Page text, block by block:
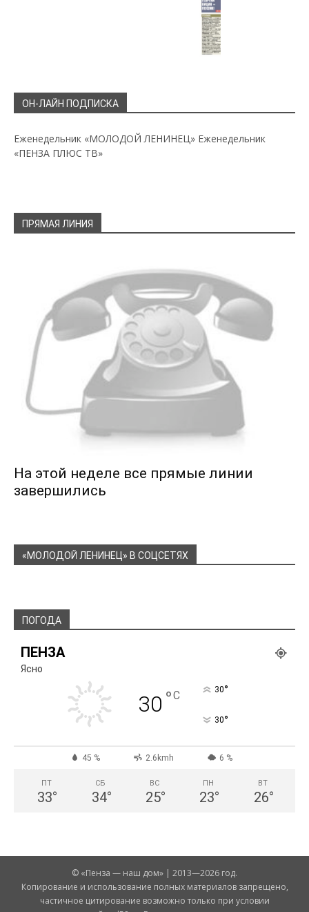
ОН-ЛАЙН ПОДПИСКА
Еженедельник «МОЛОДОЙ ЛЕНИНЕЦ» Еженедельник
«ПЕНЗА ПЛЮС ТВ»
ПРЯМАЯ ЛИНИЯ
На этой неделе все прямые линии
завершились
«МОЛОДОЙ ЛЕНИНЕЦ» В СОЦСЕТЯХ
ПОГОДА
ПЕНЗА
Ясно
30 °C 30°
30°
45 % 2.6kmh 6 %
ПТ
33°
СБ
34°
ВС
25°
ПН
23°
ВТ
26°
© «Пенза — наш дом» | 2013—2026 год.
Копирование и использование полных материалов запрещено,
частичное цитирование возможно только при условии